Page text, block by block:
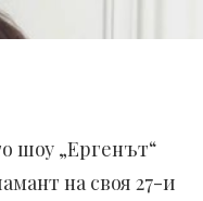
шоу „Ергенът“
на своя 27-и